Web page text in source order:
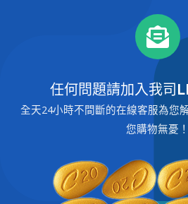
任何問題請加入我司
全天24小時不間斷的在線客服為您
您購物無憂！